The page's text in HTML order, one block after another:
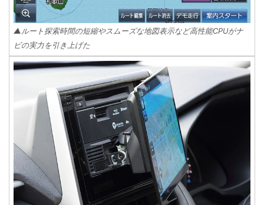
▲ルート探索時間の短縮やスムーズな地図表示など高性能CPUがナ
ビの実力を引き上げた